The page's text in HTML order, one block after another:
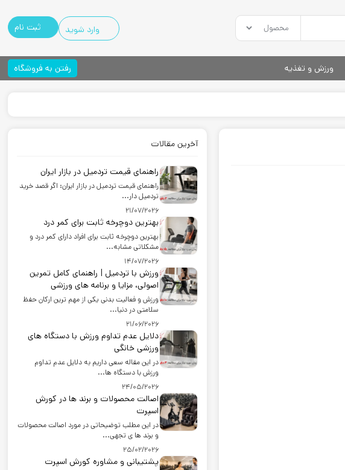
وارد شوید ثبت نام
ورزش و تغذیه رفتن به فروشگاه
آخرین مقالات
راهنمای قیمت تردمیل در بازار ایران
راهنمای قیمت تردمیل در بازار ایران: اگر قصد خرید
تردمیل دار...
21/07/2026
بهترین دوچرخه ثابت برای کمر درد
بهترین دوچرخه ثابت برای افراد دارای کمر درد و
مشکلاتی مشابه...
14/07/2026
ورزش با تردمیل | راهنمای کامل تمرین
اصولی، مزایا و برنامه های ورزشی
ورزش و فعالیت بدنی یکی از مهم ترین ارکان حفظ
سلامتی در دنیا...
21/06/2026
دلایل عدم تداوم ورزش با دستگاه های
ورزشی خانگی
در این مقاله سعی داریم به دلایل عدم تداوم
ورزش با دستگاه ها...
24/05/2026
اصالت محصولات و برند ها در کورش
اسپرت
در این مطلب توضیحاتی در مورد اصالت محصولات
و برند ها ی تجهی...
25/02/2026
پشتیبانی و مشاوره کورش اسپرت